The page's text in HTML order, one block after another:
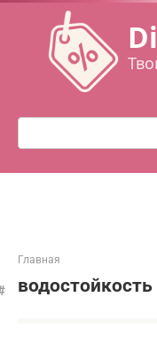
Перейти
контенту
Поиск:
Главная
водостойкость